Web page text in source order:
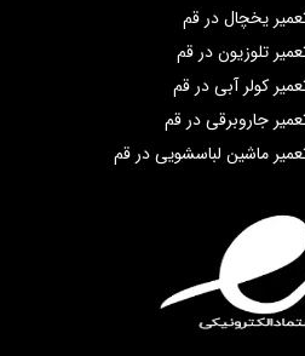
یخچال در قم
تلوزیون در قم
کولر آبی در قم
جاروبرقی در قم
ماشین لباسشویی در قم